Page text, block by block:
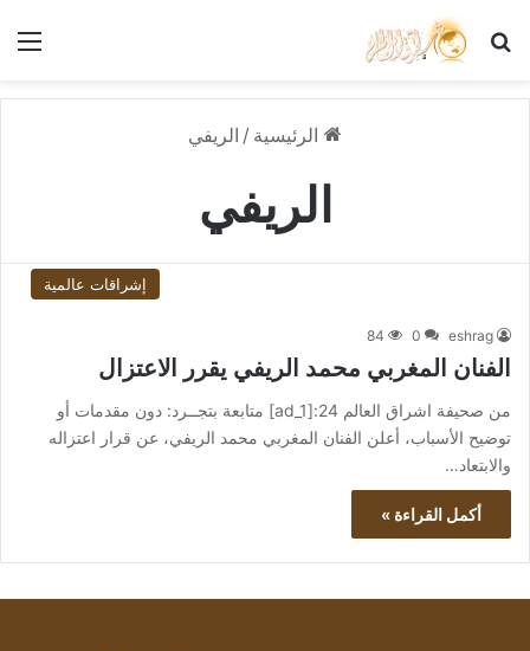
بحث عن
الرئيسية / الريفي
الريفي
إشراقات عالمية
eshrag
0
84
الفنان المغربي محمد الريفي يقرر الاعتزال
من صحيفة اشراق العالم 24:[ad_1] متابعة بتجــرد: دون مقدمات أو
توضيح الأسباب، أعلن الفنان المغربي محمد الريفي، عن قرار اعتزاله
والابتعاد…
أكمل القراءة »